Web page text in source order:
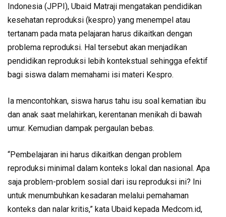
Indonesia (JPPI), Ubaid Matraji mengatakan pendidikan
kesehatan reproduksi (kespro) yang menempel atau
tertanam pada mata pelajaran harus dikaitkan dengan
problema reproduksi. Hal tersebut akan menjadikan
pendidikan reproduksi lebih kontekstual sehingga efektif
bagi siswa dalam memahami isi materi Kespro.
Ia mencontohkan, siswa harus tahu isu soal kematian ibu
dan anak saat melahirkan, kerentanan menikah di bawah
umur. Kemudian dampak pergaulan bebas.
“Pembelajaran ini harus dikaitkan dengan problem
reproduksi minimal dalam konteks lokal dan nasional. Apa
saja problem-problem sosial dari isu reproduksi ini? Ini
untuk menumbuhkan kesadaran melalui pemahaman
konteks dan nalar kritis,” kata Ubaid kepada Medcom.id,